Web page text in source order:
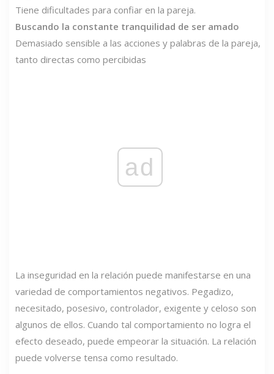
Tiene dificultades para confiar en la pareja.
Buscando la constante tranquilidad de ser amado
Demasiado sensible a las acciones y palabras de la pareja,
tanto directas como percibidas
ad
La inseguridad en la relación puede manifestarse en una
variedad de comportamientos negativos. Pegadizo,
necesitado, posesivo, controlador, exigente y celoso son
algunos de ellos. Cuando tal comportamiento no logra el
efecto deseado, puede empeorar la situación. La relación
puede volverse tensa como resultado.